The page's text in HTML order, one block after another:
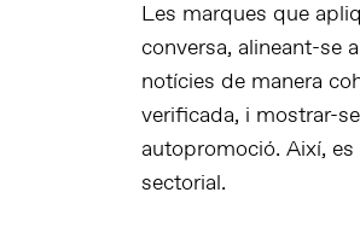
Les marques que
conversa, alineant-se
notícies de manera
verificada, i mostrar-
autopromoció. Així,
sectorial.